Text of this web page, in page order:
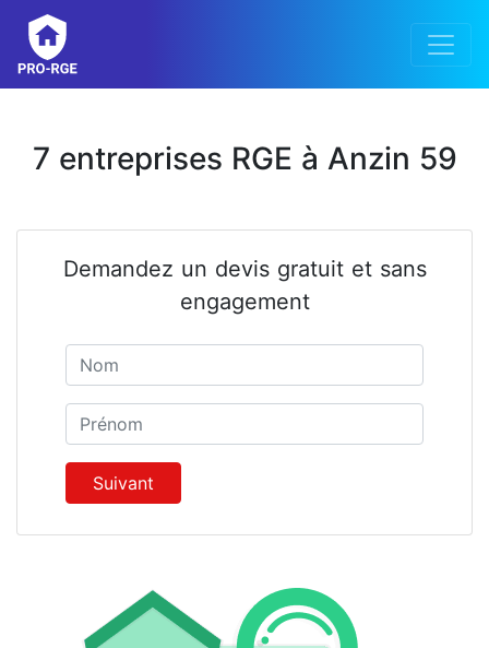
7 entreprises RGE à Anzin 59
Demandez un devis gratuit et sans
engagement
Prénom
Suivant